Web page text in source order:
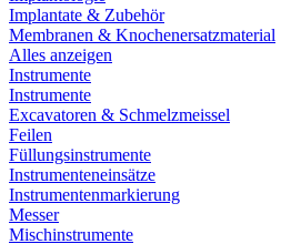
Implantate & Zubehör
Membranen & Knochenersatzmaterial
Alles anzeigen
Instrumente
Instrumente
Excavatoren & Schmelzmeissel
Feilen
Füllungsinstrumente
Instrumenteneinsätze
Instrumentenmarkierung
Messer
Mischinstrumente